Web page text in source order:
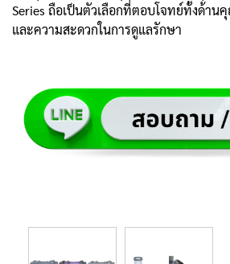
Series ถือเป็นตัวเลือกที่ตอบโจทย์ทั้งด้า
และความสะดวกในการดูแลรักษา